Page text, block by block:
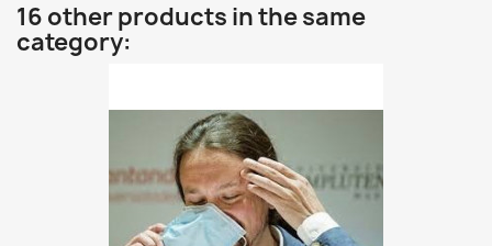
16 other products in the same
category: